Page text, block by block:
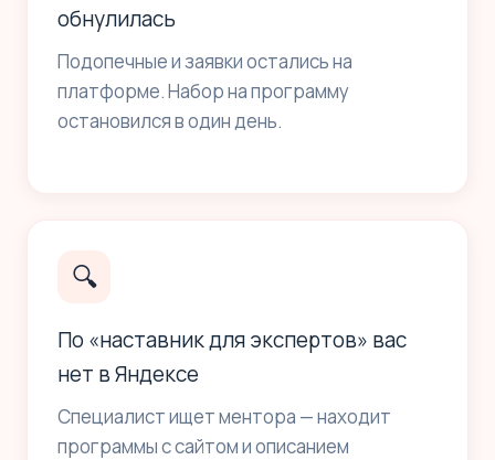
обнулилась
Подопечные и заявки остались на
платформе. Набор на программу
остановился в один день.
🔍
По «наставник для экспертов» вас
нет в Яндексе
Специалист ищет ментора — находит
программы с сайтом и описанием